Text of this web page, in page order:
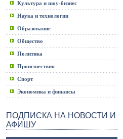
Культура и шоу-бизнес
Наука и технологии
Образование
Общество
Политика
Происшествия
Спорт
Экономика и финансы
ПОДПИСКА НА НОВОСТИ И
АФИШУ